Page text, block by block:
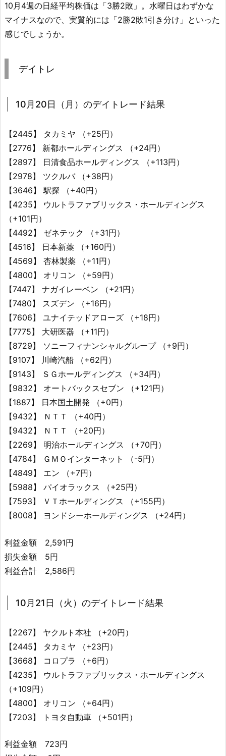
10月4週の日経平均株価は「3勝2敗」。水曜日はわずかな
マイナスなので、実質的には「2勝2敗1引き分け」といった
感じでしょうか。
デイトレ
10月20日（月）のデイトレード結果
【2445】 タカミヤ （+25円）
【2776】 新都ホールディングス （+24円）
【2897】 日清食品ホールディングス （+113円）
【2978】 ツクルバ （+38円）
【3646】 駅探 （+40円）
【4235】 ウルトラファブリックス・ホールディングス
（+101円）
【4492】 ゼネテック （+31円）
【4516】 日本新薬 （+160円）
【4569】 杏林製薬 （+11円）
【4800】 オリコン （+59円）
【7447】 ナガイレーベン （+21円）
【7480】 スズデン （+16円）
【7606】 ユナイテッドアローズ （+18円）
【7775】 大研医器 （+11円）
【8729】 ソニーフィナンシャルグループ （+9円）
【9107】 川崎汽船 （+62円）
【9143】 ＳＧホールディングス （+34円）
【9832】 オートバックスセブン （+121円）
【1887】 日本国土開発 （+0円）
【9432】 ＮＴＴ （+40円）
【9432】 ＮＴＴ （+20円）
【2269】 明治ホールディングス （+70円）
【4784】 ＧＭＯインターネット （-5円）
【4849】 エン （+7円）
【5988】 パイオラックス （+25円）
【7593】 ＶＴホールディングス （+155円）
【8008】 ヨンドシーホールディングス （+24円）
利益金額 2,591円
損失金額 5円
利益合計 2,586円
10月21日（火）のデイトレード結果
【2267】 ヤクルト本社 （+20円）
【2445】 タカミヤ （+23円）
【3668】 コロプラ （+6円）
【4235】 ウルトラファブリックス・ホールディングス
（+109円）
【4800】 オリコン （+64円）
【7203】 トヨタ自動車 （+501円）
利益金額 723円